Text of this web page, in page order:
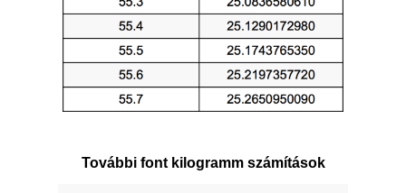
További font kilogramm számítások